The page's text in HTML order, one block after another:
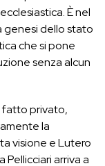
È nel
genesi dello stato
che si pone
senza alcun
fatto privato,
la
visione e Lutero
arriva a